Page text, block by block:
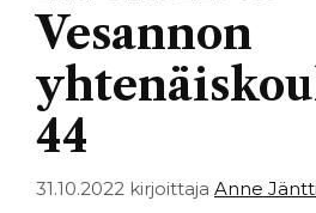
Vesannon
44
31.10.2022 kirjoittaja Anne Jäntti